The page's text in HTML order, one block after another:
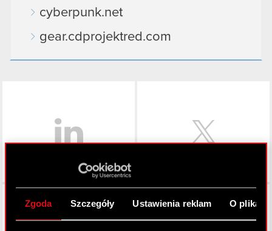
Zgoda Szczegóły Ustawienia reklam O
cyberpunk.net
gear.cdprojektred.com